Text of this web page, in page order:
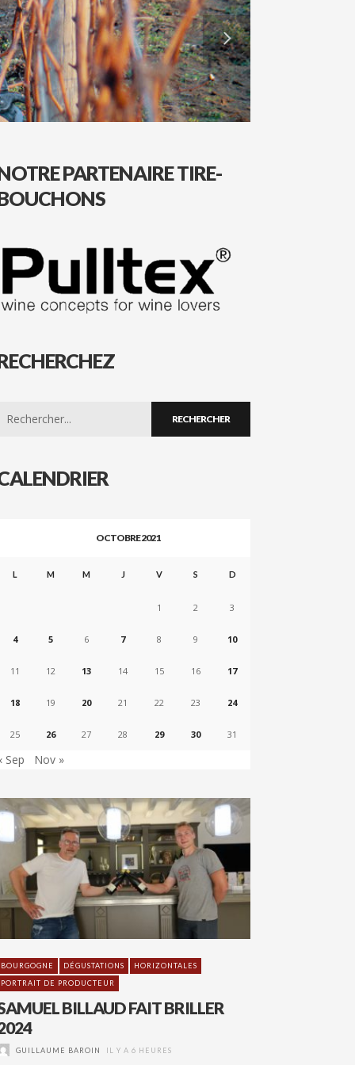
PARTENAIRE TIRE-
OCTOBRE 2021
L M M J V S D
1 2 3
4 5 6 7 8 9 10
11 12 13 14 15 16 17
18 19 20 21 22 23 24
25 26 27 28 29 30 31
Sep Nov »
BOURGOGNE DÉGUSTATIONS
HORIZONTALES
PORTRAIT DE PRODUCTEUR
BILLAUD FAIT BRILLER
GUILLAUME BAROIN IL Y A 6 HEURES